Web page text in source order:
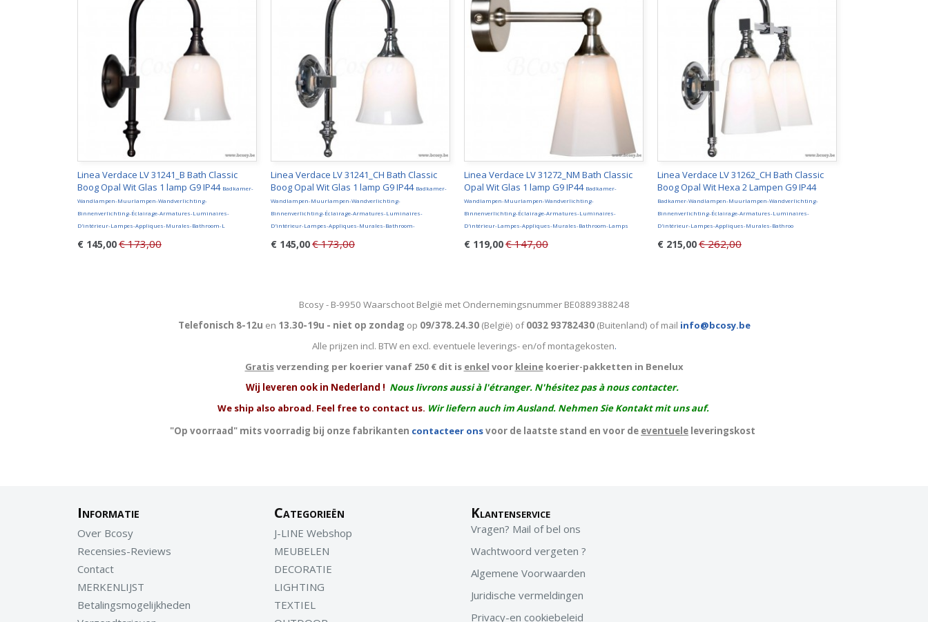
Linea Verdace LV 31241_B Bath Classic
Boog Opal Wit Glas 1 lamp G9 IP44 Badkamer-
Wandlampen-Muurlampen-Wandverlichting-
Binnenverlichting-Éclairage-Armatures-Luminaires-
D'intérieur-Lampes-Appliques-Murales-Bathroom-L
€ 145,00€ 173,00
Linea Verdace LV 31241_CH Bath Classic
Boog Opal Wit Glas 1 lamp G9 IP44 Badkamer-
Wandlampen-Muurlampen-Wandverlichting-
Binnenverlichting-Éclairage-Armatures-Luminaires-
D'intérieur-Lampes-Appliques-Murales-Bathroom-
€ 145,00€ 173,00
Linea Verdace LV 31272_NM Bath Classic
Opal Wit Glas 1 lamp G9 IP44 Badkamer-
Wandlampen-Muurlampen-Wandverlichting-
Binnenverlichting-Éclairage-Armatures-Luminaires-
D'intérieur-Lampes-Appliques-Murales-Bathroom-Lamps
€ 119,00€ 147,00
Linea Verdace LV 31262_CH Bath Classic
Boog Opal Wit Hexa 2 Lampen G9 IP44
Badkamer-Wandlampen-Muurlampen-Wandverlichting-
Binnenverlichting-Éclairage-Armatures-Luminaires-
D'intérieur-Lampes-Appliques-Murales-Bathroo
€ 215,00€ 262,00
Bcosy - B-9950 Waarschoot België met Ondernemingsnummer BE0889388248
Telefonisch 8-12u en 13.30-19u - niet op zondag op 09/378.24.30(België) of0032 93782430(Buitenland) of mail info@bcosy.be
Alle prijzen incl. BTW en excl. eventuele leverings- en/of montagekosten.
Gratisverzending per koerier vanaf 250 € dit is enkel voor kleinekoerier-pakketten in Benelux
Wij leveren ook in Nederland ! Nous livrons aussi à l'étranger. N'hésitez pas à nous contacter.
We ship also abroad. Feel free to contact us. Wir liefern auch im Ausland. Nehmen Sie Kontakt mit uns auf.
"Op voorraad" mits voorradig bij onze fabrikanten contacteer onsvoor de laatste stand en voor de eventuele leveringskost
Informatie
Over Bcosy
Recensies-Reviews
Contact
MERKENLIJST
Betalingsmogelijkheden
Categorieën
J-LINE Webshop
MEUBELEN
DECORATIE
LIGHTING
TEXTIEL
Klantenservice
Vragen? Mail of bel ons
Wachtwoord vergeten ?
Algemene Voorwaarden
Juridische vermeldingen
Privacy-en cookiebeleid